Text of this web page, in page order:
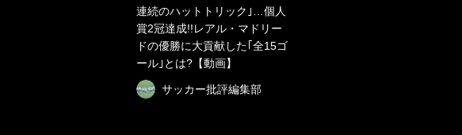
連続のハットトリック｣…個人
賞2冠達成!!レアル・マドリー
ドの優勝に大貢献した｢全15ゴ
ール｣とは?【動画】
サッカー批評編集部